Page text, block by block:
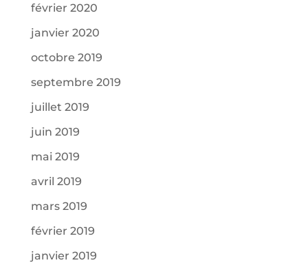
février 2020
janvier 2020
octobre 2019
septembre 2019
juillet 2019
juin 2019
mai 2019
avril 2019
mars 2019
février 2019
janvier 2019